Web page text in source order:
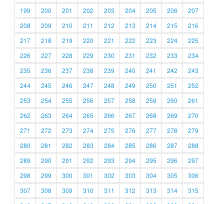
199
200 201 202 203 204 205 206
207
208
209 210 211 212 213 214 215
216
217
218 219 220 221 222 223 224
225
226
227 228 229 230 231 232 233
234
235
236 237 238 239 240 241 242
243
244
245 246 247 248 249 250 251
252
253
254 255 256 257 258 259 260
261
262
263 264 265 266 267 268 269
270
271
272 273 274 275 276 277 278
279
280
281 282 283 284 285 286 287
288
289
290 291 292 293 294 295 296
297
298
299 300 301 302 303 304 305
306
307
308 309 310 311 312 313 314
315